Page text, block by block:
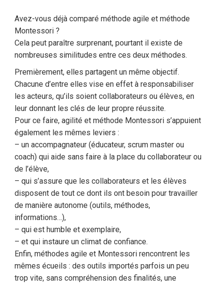
Avez-vous déjà comparé méthode agile et méthode
Montessori ?
Cela peut paraître surprenant, pourtant il existe de
nombreuses similitudes entre ces deux méthodes.
Premièrement, elles partagent un même objectif.
Chacune d’entre elles vise en effet à responsabiliser
les acteurs, qu’ils soient collaborateurs ou élèves, en
leur donnant les clés de leur propre réussite.
Pour ce faire, agilité et méthode Montessori s’appuient
également les mêmes leviers :
– un accompagnateur (éducateur, scrum master ou
coach) qui aide sans faire à la place du collaborateur ou
de l’élève,
– qui s’assure que les collaborateurs et les élèves
disposent de tout ce dont ils ont besoin pour travailler
de manière autonome (outils, méthodes,
informations…),
– qui est humble et exemplaire,
– et qui instaure un climat de confiance.
Enfin, méthodes agile et Montessori rencontrent les
mêmes écueils : des outils importés parfois un peu
trop vite, sans compréhension des finalités, une